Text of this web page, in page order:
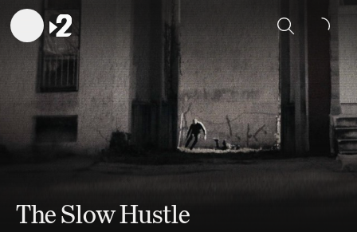
Sök
The Slow Hustle